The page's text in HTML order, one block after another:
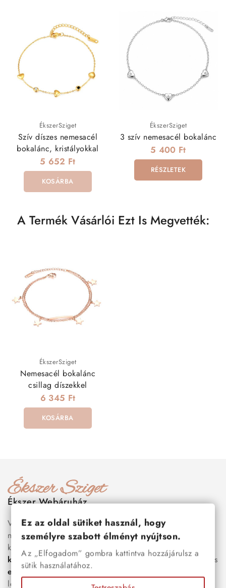
ÉkszerSziget
Szív díszes nemesacél
bokalánc, kristályokkal
5 652 Ft
KOSÁRBA
ÉkszerSziget
3 szív nemesacél bokalánc
5 400 Ft
RÉSZLETEK
A Termék Vásárlói Ezt Is Megvették:
ÉkszerSziget
Nemesacél bokalánc
csillag díszekkel
6 345 Ft
KOSÁRBA
Ékszer Webáruház
Válogass több száz prémium minőségű, stílusos és tartós
nemesacél ékszer és orvosi fém ékszer közül, amelyek
között megtalálhatók a legnépszerűbb darabok is:
karkötők, nőinyakláncok,karikagyűrűk,fülbevalók
és
esküvői kiegészítőkegyaránt. Webáruházunkban a
legújabb trendeket követő, mégis időtálló ékszerek közül
Ez az oldal sütiket használ, hogy
személyre szabott élményt nyújtson.
Az „Elfogadom” gombra kattintva hozzájárulsz a
sütik használatához.